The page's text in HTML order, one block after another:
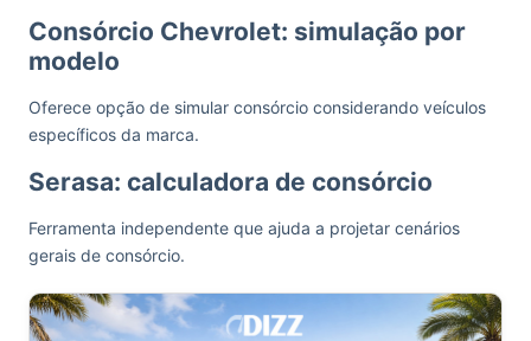
Consórcio Chevrolet: simulação por
modelo
Oferece opção de simular consórcio considerando veículos
específicos da marca.
Serasa: calculadora de consórcio
Ferramenta independente que ajuda a projetar cenários
gerais de consórcio.